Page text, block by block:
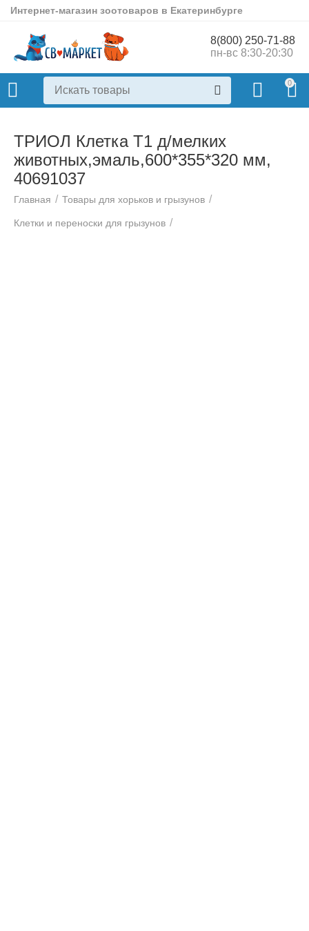
Интернет-магазин зоотоваров в Екатеринбурге
8(800) 250-71-88
пн-вс 8:30-20:30
0
ТРИОЛ Клетка Т1 д/мелких
животных,эмаль,600*355*320 мм,
40691037
Главная / Товары для хорьков и грызунов /
Клетки и переноски для грызунов /